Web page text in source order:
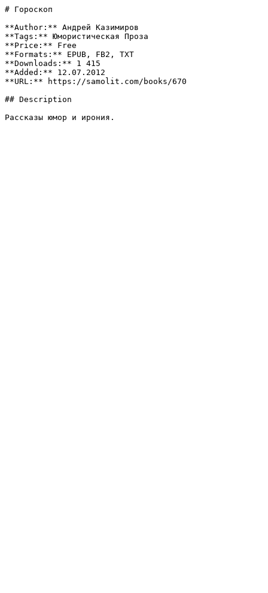
# Гороскоп
**Author:** Андрей Казимиров
**Tags:** Юмористическая Проза
**Price:** Free
**Formats:** EPUB, FB2, TXT
**Downloads:** 1 415
**Added:** 12.07.2012
**URL:** https://samolit.com/books/670
## Description
Рассказы юмор и ирония.